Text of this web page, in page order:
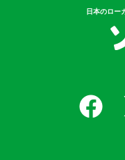
日本のロー